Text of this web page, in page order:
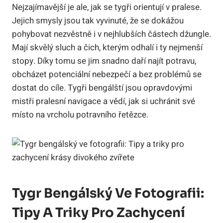
Nejzajímavější je ale, jak se tygři orientují v pralese.
Jejich smysly jsou tak vyvinuté, že se dokážou
pohybovat nezvěstně i v nejhlubších částech džungle.
Mají skvělý sluch a čich, kterým odhalí i ty nejmenší
stopy. Díky tomu se jim snadno daří najít potravu,
obcházet potenciální nebezpečí a bez problémů se
dostat do cíle. Tygři bengálští jsou opravdovými
mistři pralesní navigace a vědí, jak si uchránit své
místo na vrcholu potravního řetězce.
Tygr Bengálský Ve Fotografii:
Tipy A Triky Pro Zachycení